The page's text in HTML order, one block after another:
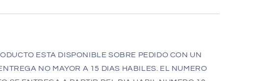
ESTA DISPONIBLE SOBRE PEDIDO CON UN
NO MAYOR A 15 DIAS HABILES. EL NUMERO